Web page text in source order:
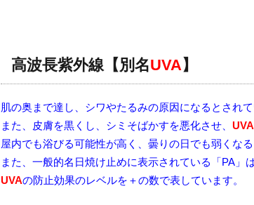
高波長紫外線【別名UVA】
肌の奥まで達し、シワやたるみの原因になるとされて
また、皮膚を黒くし、シミそばかすを悪化させ、 UVA
屋内でも浴びる可能性が高く、曇りの日でも弱くなる
また、一般的名日焼け止めに表示されている「PA」
UVAの防止効果のレベルを＋の数で表しています。